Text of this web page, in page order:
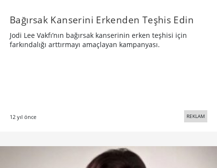
Bağırsak Kanserini Erkenden Teşhis Edin
Jodi Lee Vakfı’nın bağırsak kanserinin erken teşhisi için
farkındalığı arttırmayı amaçlayan kampanyası.
12 yıl önce REKLAM